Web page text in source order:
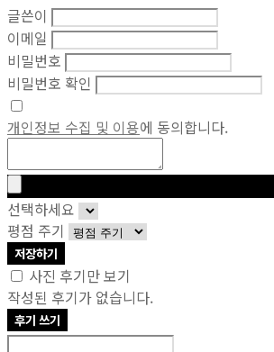
글쓴이
이메일
비밀번호
비밀번호 확인
개인정보 수집 및 이용에 동의합니다.
선택하세요
평점 주기
저장하기
사진 후기만 보기
작성된 후기가 없습니다.
후기 쓰기